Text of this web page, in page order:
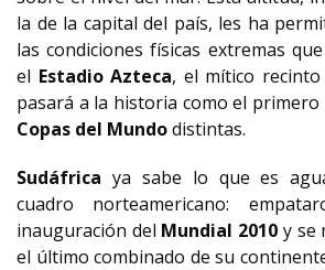
la de la capital del país, les ha
las condiciones físicas extremas
el Estadio Azteca, el mítico
pasará a la historia como el
Copas del Mundodistintas.
Sudáfrica ya sabe lo que es
cuadro norteamericano:
inauguración del Mundial 2010 y se
el último combinado de su